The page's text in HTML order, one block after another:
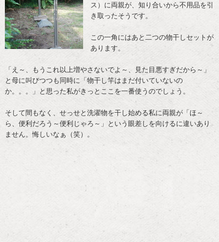
ス）に両親が、知り合いから不用品を引
き取ったそうです。
この一角にはあと二つの物干しセットが
あります。
「え～、もうこれ以上増やさないでよ～、見た目悪すぎだから～」
と母に叫びつつも同時に「物干し竿はまだ付いていないの
か。。。」と思った私がきっとここを一番使うのでしょう。
そして間もなく、せっせと洗濯物を干し始める私に両親が「ほ～
ら、便利だろう～便利じゃろ～」という眼差しを向けるに違いあり
ません。悔しいなぁ（笑）。